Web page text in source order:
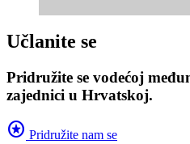
Učlanite se
Pridružite se vodećoj
zajednici u Hrvatskoj.
stars Pridružite nam se